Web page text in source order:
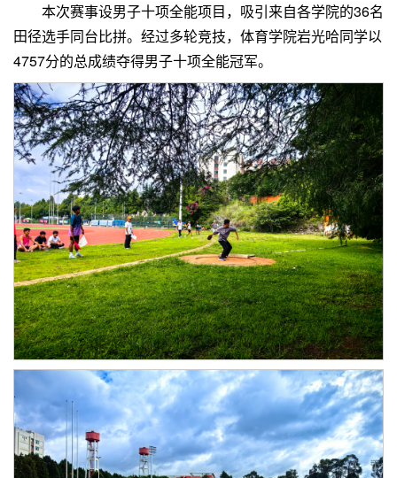
本次赛事设男子十项全能项目，吸引来自各学院的36名
田径选手同台比拼。经过多轮竞技，体育学院岩光哈同学以
4757分的总成绩夺得男子十项全能冠军。